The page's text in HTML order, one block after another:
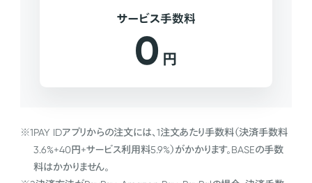
サービス手数料
0 円
※1PAY IDアプリからの注文には、1注文あたり手数料（決済手数料
3.6%+40円+サービス利用料5.9%）がかかります。BASEの手数
料はかかりません。